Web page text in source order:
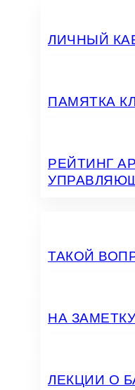
ЛИЧНЫЙ
ПАМЯТКА
РЕЙТИНГ
ТАКОЙ
НА ЗАМЕТКУ
ЛЕКЦИИ О